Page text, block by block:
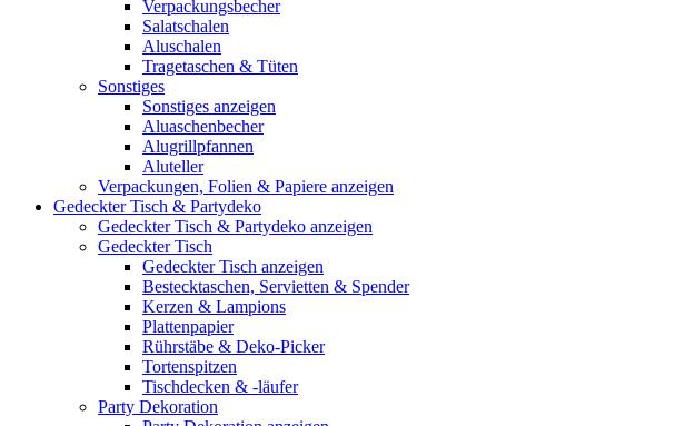
Verpackungsbecher
Salatschalen
Aluschalen
Tragetaschen & Tüten
Sonstiges
Sonstiges anzeigen
Aluaschenbecher
Alugrillpfannen
Aluteller
Verpackungen, Folien & Papiere anzeigen
Gedeckter Tisch & Partydeko
Gedeckter Tisch & Partydeko anzeigen
Gedeckter Tisch
Gedeckter Tisch anzeigen
Bestecktaschen, Servietten & Spender
Kerzen & Lampions
Plattenpapier
Rührstäbe & Deko-Picker
Tortenspitzen
Tischdecken & -läufer
Party Dekoration